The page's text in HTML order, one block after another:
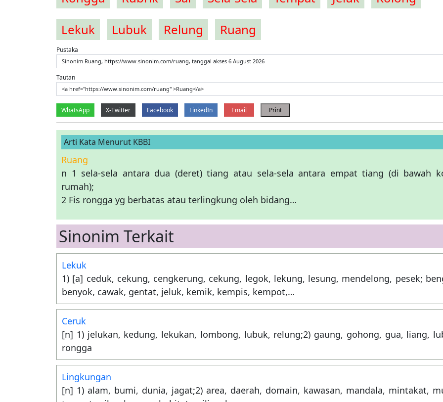
Lekuk
Lubuk Relung Ruang
Pustaka
Sinonim Ruang, https://www.sinonim.com/ruang, tanggal akses 6 August 2026
Tautan
<a href="https://www.sinonim.com/ruang" >Ruang</a>
WhatsApp X-Twitter Facebook LinkedIn Email Print
Arti Kata Menurut KBBI
Ruang
n 1 sela-sela antara dua (deret) tiang atau sela-sela antara empat tiang (di bawah
rumah);
2 Fis rongga yg berbatas atau terlingkung oleh bidang…
Sinonim Terkait
Lekuk
1) [a] ceduk, cekung, cengkerung, cekung, legok, lekung, lesung, mendelong, pesek;
benyok, cawak, gentat, jeluk, kemik, kempis, kempot,…
Ceruk
[n] 1) jelukan, kedung, lekukan, lombong, lubuk, relung;2) gaung, gohong, gua, liang,
rongga
Lingkungan
[n] 1) alam, bumi, dunia, jagat;2) area, daerah, domain, kawasan, mandala, mintakat,